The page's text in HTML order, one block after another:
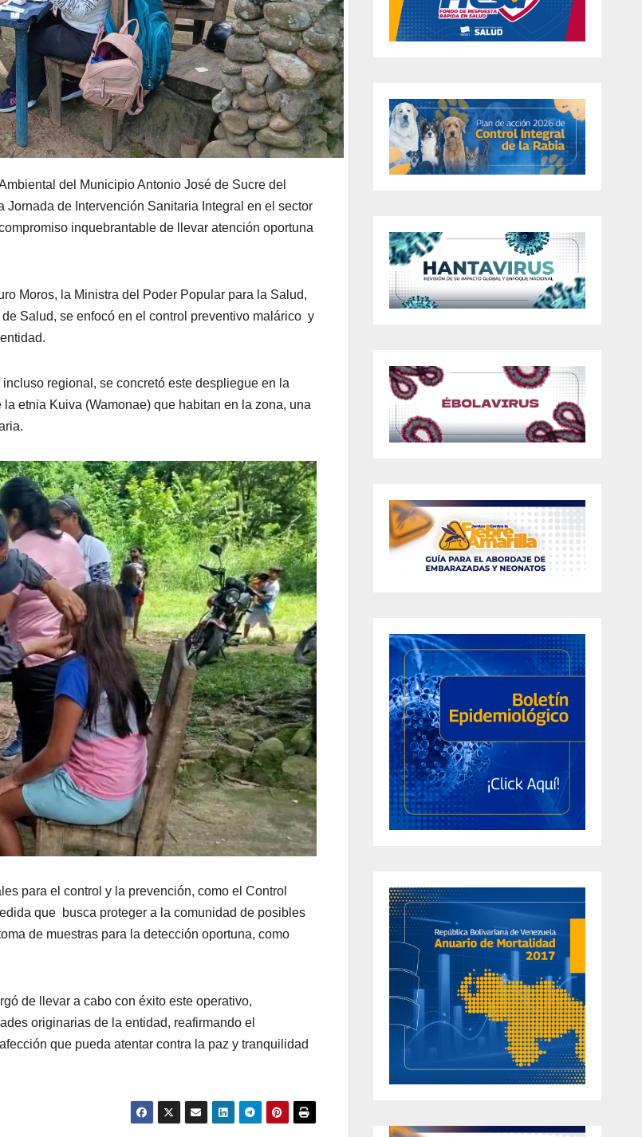
del Municipio Antonio José de Sucre del
de I ntervención Sanitaria Integral en el sector
inquebrantable de llevar atención oportuna
Moros, la Ministra del Poder Popular para la Salud,
Salud, se enfocó en el control preventivo malárico y
regional, se concretó este despliegue en la
la etnia Kuiva (Wamonae) que habitan en la zona, una
para el control y la prevención, como el Control
que busca proteger a la comunidad de posibles
de muestras para la detección oportuna, como
de llevar a cabo con éxito este operativo,
originarias de la entidad, reafirmando el
que pueda atentar contra la paz y tranquilidad